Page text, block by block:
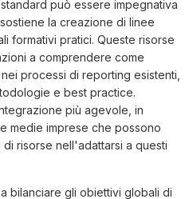
può essere impegnativa
la creazione di linee
formativi pratici. Queste risorse
a comprendere come
processi di reporting esistenti,
e best practice.
più agevole, in
medie imprese che possono
risorse nell'adattarsi a questi
bilanciare gli obiettivi globali di